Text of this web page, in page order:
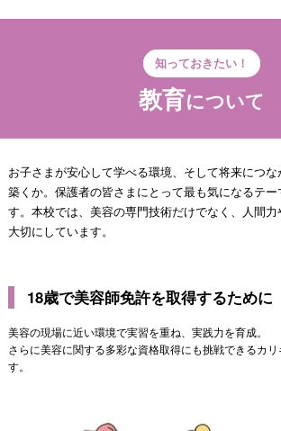
知っておきたい！
教育について
お子さまが安心して学べる環境、そして将来につ
築くか。保護者の皆さまにとって最も気になるテー
す。本校では、美容の専門技術だけでなく、人間
大切にしています。
18歳で美容師免許を取得するために
美容の現場に近い環境で実習を重ね、実践力を育成。
さらに美容に関する多彩な資格取得にも挑戦できるカ
す。